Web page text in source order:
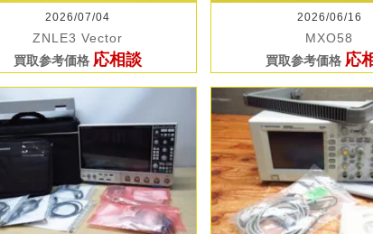
2026/07/04
ZNLE3 Vector
買取参考価格 応相談
2026/06/16
MXO58
買取参考価格 応